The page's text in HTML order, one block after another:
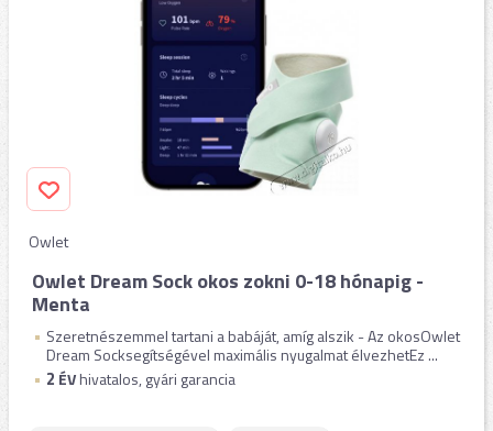
Owlet
Owlet Dream Sock okos zokni 0-18 hónapig -
Menta
Szeretnészemmel tartani a babáját, amíg alszik - Az okosOwlet
Dream Socksegítségével maximális nyugalmat élvezhetEz ...
2 ÉVhivatalos, gyári garancia